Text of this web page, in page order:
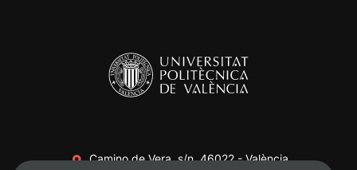
Camino de Vera, s/n. 46022 - València